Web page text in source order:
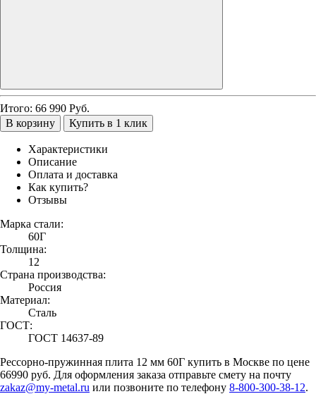
Итого: 66 990 Руб.
В корзину
Купить в 1 клик
Характеристики
Описание
Оплата и доставка
Как купить?
Отзывы
Марка стали:
60Г
Толщина:
12
Страна производства:
Россия
Материал:
Сталь
ГОСТ:
ГОСТ 14637-89
Рессорно-пружинная плита 12 мм 60Г купить в Москве по цене
66990 руб. Для оформления заказа отправьте смету на почту
zakaz@my-metal.ru или позвоните по телефону 8-800-300-38-12.